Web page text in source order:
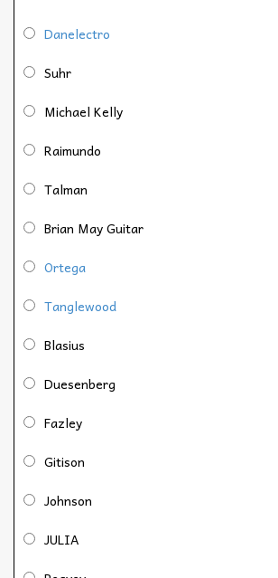
Danelectro
Suhr
Michael Kelly
Raimundo
Talman
Brian May Guitar
Ortega
Tanglewood
Blasius
Duesenberg
Fazley
Gitison
Johnson
JULIA